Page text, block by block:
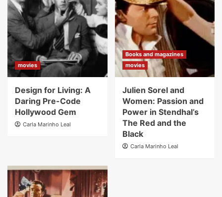
movies
Design for Living: A
Daring Pre-Code
Hollywood Gem
Carla Marinho Leal
Books and magazines
movies
Julien Sorel and
Women: Passion and
Power in Stendhal’s
The Red and the
Black
Carla Marinho Leal